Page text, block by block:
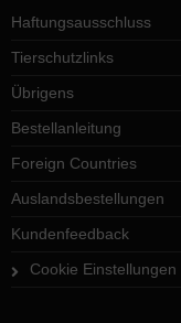
Haftungsausschluss
Tierschutzlinks
Übrigens
Bestellanleitung
Foreign Countries
Auslandsbestellungen
Kundenfeedback
Cookie Einstellungen